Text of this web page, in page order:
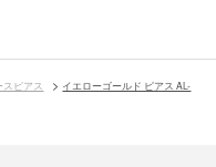
スピアス
イエローゴールド ピアス AL-